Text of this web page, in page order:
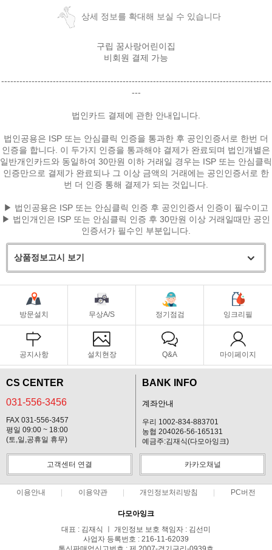
페이코 ID로
PAYCO 바로
상세 정보를 확대해 보실 수 있습니다
구립 꿈사랑어린이집
비회원 결제 가능
-----------------------------------------------------------------------------------------
---
법인카드 결제에 관한 안내입니다.
법인공용은 ISP 또는 안심클릭 인증을 통과한 후 공인인증서로 한번 더
인증을 합니다. 이 두가지 인증을 통과해야 결제가 완료되며 법인개별은
일반개인카드와 동일하여 30만원 이하 거래일 경우는 ISP 또는 안심클릭
인증만으로 결제가 완료되나 그 이상 금액의 거래에는 공인인증서로 한
번 더 인증 통해 결제가 되는 것입니다.
▶ 법인공용은 ISP 또는 안심클릭 인증 후 공인인증서 인증이 필수이고
▶ 법인개인은 ISP 또는 안심클릭 인증 후 30만원 이상 거래일때만 공인
인증서가 필수인 부분입니다.
상품정보고시 보기
방문설치 무상A/S 정기점검 잉크리필
공지사항 설치현장 Q&A 마이페이지
CS CENTER
031-556-3456
FAX 031-556-3457
평일 09:00 ~ 18:00
(토,일,공휴일 휴무)
BANK INFO
계좌안내
우리 1002-834-883701
농협 204026-56-165131
예금주:김재식(다모아잉크)
고객센터 연결 카카오채널
이용안내 이용약관 개인정보처리방침 PC버전
다모아잉크
대표 : 김재식 ㅣ 개인정보 보호 책임자 : 김선미
사업자 등록번호 : 216-11-62039